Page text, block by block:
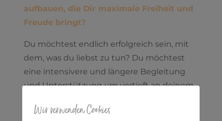
aufbauen, die Dir maximale Freiheit und
Freude bringt?
Du möchtest endlich erfolgreich sein, mit
dem, was du liebst zu tun? Du möchtest
eine intensivere und längere Begleitung
und Unterstützung um vertieft an deinem
Umsetzung und Realisierung deines ganz
Wir verwenden Cookies